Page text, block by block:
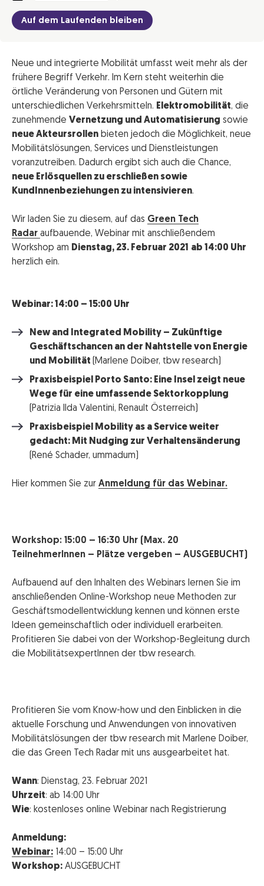
Auf dem Laufenden bleiben
Neue und integrierte Mobilität umfasst weit mehr als der
frühere Begriff Verkehr. Im Kern steht weiterhin die
örtliche Veränderung von Personen und Gütern mit
unterschiedlichen Verkehrsmitteln. Elektromobilität, die
zunehmende Vernetzung und Automatisierung sowie
neue Akteursrollen bieten jedoch die Möglichkeit, neue
Mobilitätslösungen, Services und Dienstleistungen
voranzutreiben. Dadurch ergibt sich auch die Chance,
neue Erlösquellen zu erschließen sowie
KundInnenbeziehungen zu intensivieren.
Wir laden Sie zu diesem, auf das Green Tech
Radar aufbauende, Webinar mit anschließendem
Workshop am Dienstag, 23. Februar 2021 ab 14:00 Uhr
herzlich ein.
Webinar: 14:00 – 15:00 Uhr
New and Integrated Mobility – Zukünftige
Geschäftschancen an der Nahtstelle von Energie
und Mobilität
(Marlene Doiber, tbw research)
Praxisbeispiel Porto Santo: Eine Insel zeigt neue
Wege für eine umfassende Sektorkopplung
(Patrizia Ilda Valentini, Renault Österreich)
Praxisbeispiel Mobility as a Service weiter
gedacht: Mit Nudging zur Verhaltensänderung
(René Schader, ummadum)
Hier kommen Sie zur Anmeldung für das Webinar.
Workshop: 15:00 – 16:30 Uhr (Max. 20
TeilnehmerInnen – Plätze vergeben – AUSGEBUCHT)
Aufbauend auf den Inhalten des Webinars lernen Sie im
anschließenden Online-Workshop neue Methoden zur
Geschäftsmodellentwicklung kennen und können erste
Ideen gemeinschaftlich oder individuell erarbeiten.
Profitieren Sie dabei von der Workshop-Begleitung durch
die MobilitätsexpertInnen der tbw research.
Profitieren Sie vom Know-how und den Einblicken in die
aktuelle Forschung und Anwendungen von innovativen
Mobilitätslösungen der tbw research mit Marlene Doiber,
die das Green Tech Radar mit uns ausgearbeitet hat.
Wann: Dienstag, 23. Februar 2021
Uhrzeit: ab 14:00 Uhr
Wie: kostenloses online Webinar nach Registrierung
Anmeldung:
Webinar: 14:00 – 15:00 Uhr
Workshop: AUSGEBUCHT